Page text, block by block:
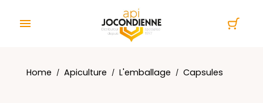

Home Apiculture L'emballage Capsules